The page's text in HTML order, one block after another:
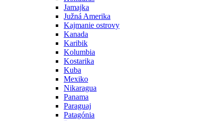
Jamajka
Južná Amerika
Kajmanie ostrovy
Kanada
Karibik
Kolumbia
Kostarika
Kuba
Mexiko
Nikaragua
Panama
Paraguaj
Patagónia